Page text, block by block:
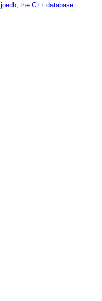
joedb, the C++ database